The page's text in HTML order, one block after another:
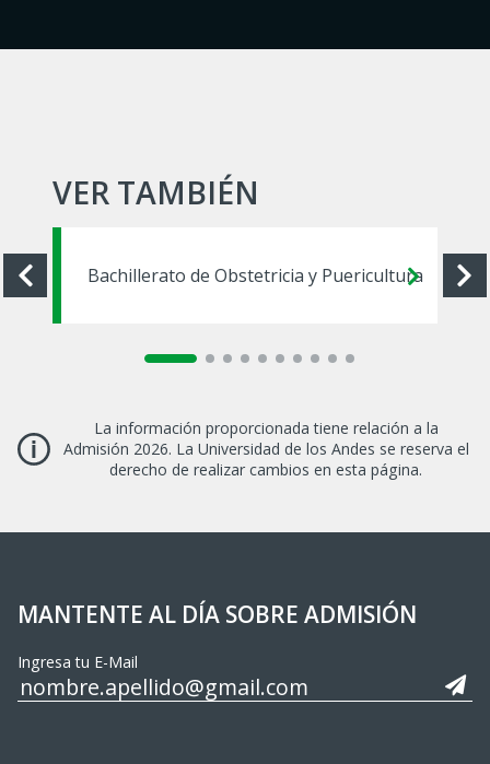
VER TAMBIÉN
Bachillerato de Obstetricia y Puericultura
La información proporcionada tiene relación a la
Admisión 2026. La Universidad de los Andes se reserva el
derecho de realizar cambios en esta página.
MANTENTE AL DÍA SOBRE ADMISIÓN
Ingresa tu E-Mail